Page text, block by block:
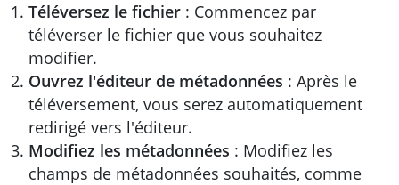
Téléversez le fichier : Commencez par
téléverser le fichier que vous souhaitez
modifier.
Ouvrez l'éditeur de métadonnées : Après le
téléversement, vous serez automatiquement
redirigé vers l'éditeur.
Modifiez les métadonnées : Modifiez les
champs de métadonnées souhaités, comme